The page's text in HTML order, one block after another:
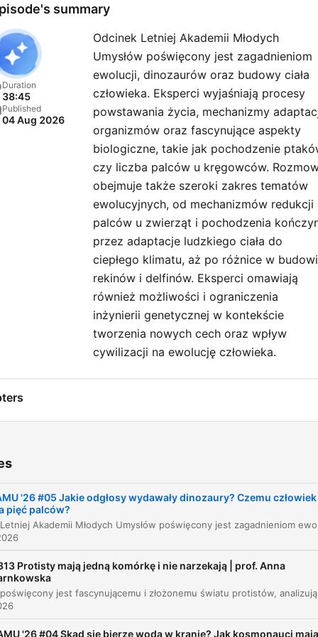
https://radionaukowe.pl/
👉 Zostań Patronem:
https://patronite.pl/
👉 Wesprzyj jednorazowo:
https://suppi.pl/
👉 Więcej:
https://radionaukowe.pl/
Sprawdź nasze
WYDAWNICTWO RN
https://radionaukowe.pl//
audiobooki dla naszej
publiczności taniej,
z kodu: sluchamRN
summary
Duration
38:45
Published
04 Aug 2026
Odcinek Letniej Akademii Młodych
Umysłów poświęcony jest zagadnieniom
ewolucji, dinozaurów oraz budowy ciała
człowieka. Eksperci wyjaśniają procesy
powstawania życia, mechanizmy
organizmów oraz fascynujące aspekty
biologiczne, takie jak pochodzenie
czy liczba palców u kręgowców.
obejmuje także szeroki zakres tematów
ewolucyjnych, od mechanizmów redukcji
palców u zwierząt i pochodzenia
przez adaptacje ludzkiego ciała do
ciepłego klimatu, aż po różnice w
rekinów i delfinów. Eksperci omawiają
również możliwości i ograniczenia
inżynierii genetycznej w kontekście
tworzenia nowych cech oraz wpływ
cywilizacji na ewolucję człowieka.
Wstęp i pytanie o początki ewolucji
klasyfikacja
00:15:39 Sekcja człowiecza: dlaczego mamy pięć
00:20:43
'26 #05 Jakie odgłosy wydawały dinozaury? Czemu człowiek
pięć palców?
Protisty mają jedną komórkę i nie narzekają | prof. Anna
'26 #04 Skąd się bierze woda w kranie? Jak kosmonauci mają